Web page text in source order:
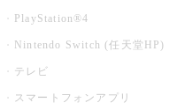
PlayStation®4
Nintendo Switch (任天堂HP)
テレビ
スマートフォンアプリ